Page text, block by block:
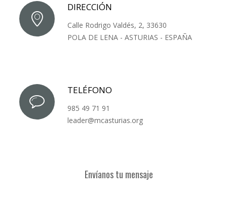
DIRECCIÓN
Calle Rodrigo Valdés, 2, 33630
POLA DE LENA - ASTURIAS - ESPAÑA
TELÉFONO
985 49 71 91
leader@mcasturias.org
Envíanos tu mensaje